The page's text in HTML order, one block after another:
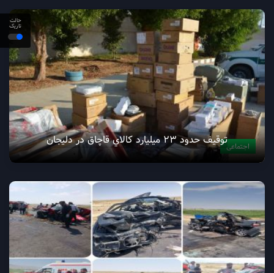
حالت
تاریک
اجتماعیتوقيف حدود 23 ميليارد کالاي قاچاق در دليجان